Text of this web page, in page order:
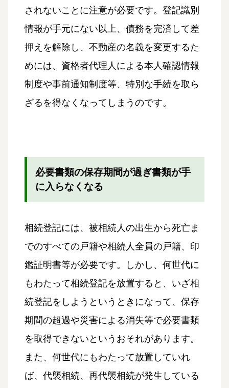
されないことに注意が必要です。登記識別
情報が手元にない以上、債務を完済して差
押えを解除し、不動産の名義を変更するた
めには、資格者代理人による本人確認情報
制度や事前通知制度等、特別な手続を取ら
ざるを得なくなってしまうのです。
必要書類の保存期間が過ぎ書類が手
に入らなくなる
相続登記には、被相続人の出生から死亡ま
でのすべての戸籍や相続人全員の戸籍、印
鑑証明書等が必要です。しかし、何世代に
もわたって相続登記を放置すると、いざ相
続登記をしようというときになって、保存
期間の超過や災害による消失等で必要書類
を取得できないというおそれがあります。
また、何世代にもわたって放置していれ
ば、代襲相続、再代襲相続が発生している